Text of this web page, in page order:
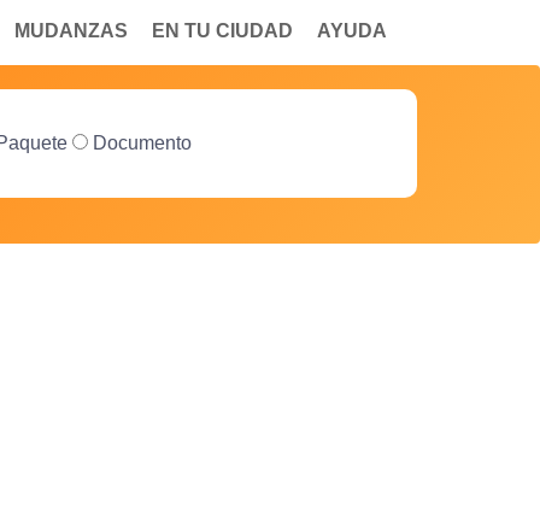
AYUDA
EN TU CIUDAD
MUDANZAS
Documento